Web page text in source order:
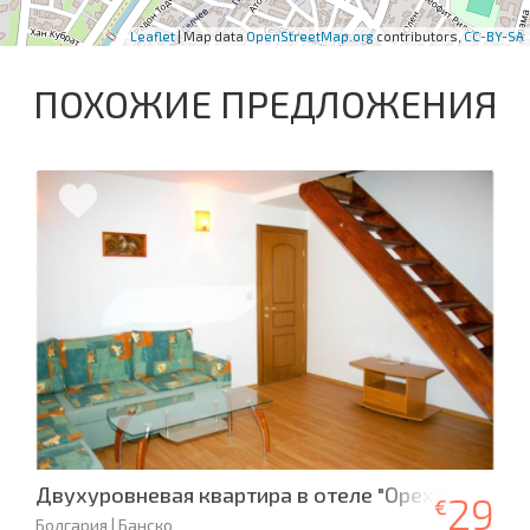
Leaflet| Map data OpenStreetMap.orgcontributors, CC-BY-SA
ПОХОЖИЕ ПРЕДЛОЖЕНИЯ
Двухуровневая квартира в отеле "Ореха",
Болгария | Банско
€29